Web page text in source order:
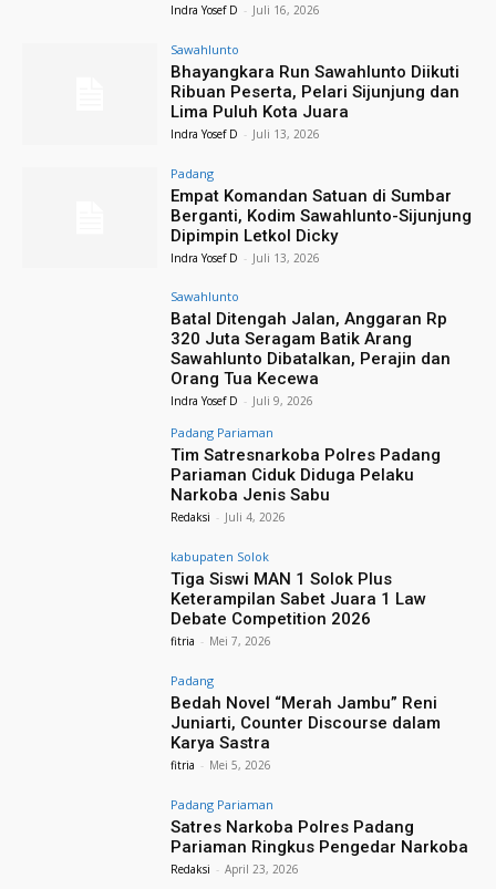
Indra Yosef D - Juli 16, 2026
Sawahlunto
Bhayangkara Run Sawahlunto Diikuti
Ribuan Peserta, Pelari Sijunjung dan
Lima Puluh Kota Juara
Indra Yosef D - Juli 13, 2026
Padang
Empat Komandan Satuan di Sumbar
Berganti, Kodim Sawahlunto-Sijunjung
Dipimpin Letkol Dicky
Indra Yosef D - Juli 13, 2026
Sawahlunto
Batal Ditengah Jalan, Anggaran Rp
320 Juta Seragam Batik Arang
Sawahlunto Dibatalkan, Perajin dan
Orang Tua Kecewa
Indra Yosef D - Juli 9, 2026
Padang Pariaman
Tim Satresnarkoba Polres Padang
Pariaman Ciduk Diduga Pelaku
Narkoba Jenis Sabu
Redaksi - Juli 4, 2026
kabupaten Solok
Tiga Siswi MAN 1 Solok Plus
Keterampilan Sabet Juara 1 Law
Debate Competition 2026
fitria - Mei 7, 2026
Padang
Bedah Novel “Merah Jambu” Reni
Juniarti, Counter Discourse dalam
Karya Sastra
fitria - Mei 5, 2026
Padang Pariaman
Satres Narkoba Polres Padang
Pariaman Ringkus Pengedar Narkoba
Redaksi - April 23, 2026